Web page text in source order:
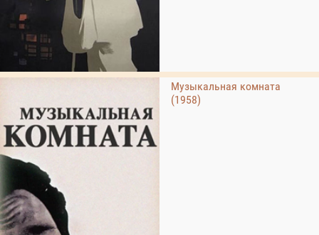
Музыкальная комната
(1958)